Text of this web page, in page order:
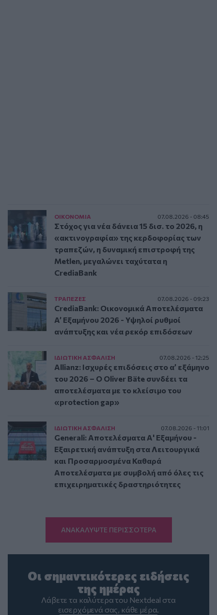
ΟΙΚΟΝΟΜΙΑ 07.08.2026 - 08:45
Στόχος για νέα δάνεια 15 δισ. το 2026, η
«ακτινογραφία» της κερδοφορίας των
τραπεζών, η δυναμική επιστροφή της
Metlen, μεγαλώνει ταχύτατα η
CrediaBank
ΤΡAΠΕΖΕΣ 07.08.2026 - 09:23
CrediaBank: Οικονομικά Αποτελέσματα
A’ Εξαμήνου 2026 - Υψηλοί ρυθμοί
ανάπτυξης και νέα ρεκόρ επιδόσεων
ΙΔΙΩΤΙΚΗ ΑΣΦAΛΙΣΗ 07.08.2026 - 12:25
Allianz: Ισχυρές επιδόσεις στο α’ εξάμηνο
του 2026 – Ο Oliver Bäte συνδέει τα
αποτελέσματα με το κλείσιμο του
«protection gap»
ΙΔΙΩΤΙΚΗ ΑΣΦAΛΙΣΗ 07.08.2026 - 11:01
Generali: Αποτελέσματα Α' Εξαμήνου -
Εξαιρετική ανάπτυξη στα Λειτουργικά
και Προσαρμοσμένα Καθαρά
Αποτελέσματα με συμβολή από όλες τις
επιχειρηματικές δραστηριότητες
ΑΝΑΚΑΛΥΨΤΕ ΠΕΡΙΣΣΟΤΕΡΑ
Οι σημαντικότερες ειδήσεις
της ημέρας
Λάβετε τα καλύτερα του Nextdeal στα
εισερχόμενά σας, κάθε μέρα.